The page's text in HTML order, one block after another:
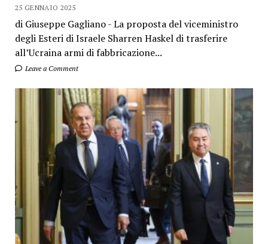
25 GENNAIO 2025
di Giuseppe Gagliano - La proposta del viceministro
degli Esteri di Israele Sharren Haskel di trasferire
all’Ucraina armi di fabbricazione...
Leave a Comment